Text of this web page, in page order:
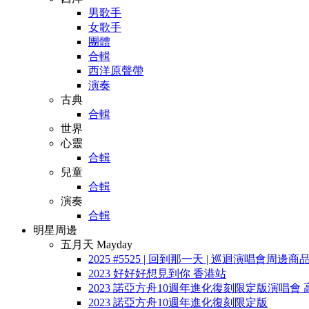
男歌手
女歌手
團體
合輯
西洋原聲帶
演奏
古典
合輯
世界
心靈
合輯
兒童
合輯
演奏
合輯
明星周邊
五月天 Mayday
2025 #5525 | 回到那一天 | 巡迴演唱會周邊商品
2023 好好好想見到你 香港站
2023 諾亞方舟10週年進化復刻限定版演唱會
2023 諾亞方舟10週年進化復刻限定版